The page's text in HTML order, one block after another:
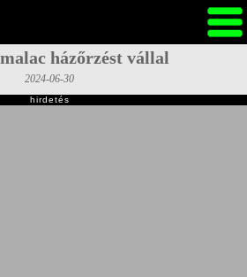
házőrzést vállal
2024-06-30
hirdetés